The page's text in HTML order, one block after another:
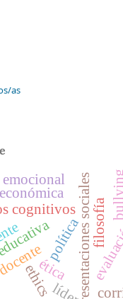
as
representaciones sociales
cognitivos
política
ética
ethics
filosofía
emocional